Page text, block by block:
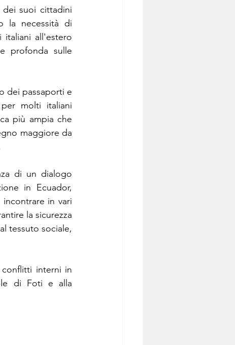
suoi cittadini
la necessità di
all'estero
profonda sulle
dei passaporti e
molti italiani
più ampia che
maggiore da
di un dialogo
in Ecuador,
in vari
la sicurezza
tessuto sociale,
conflitti interni in
di Foti e alla